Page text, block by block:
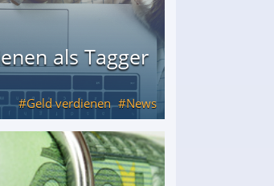
als Tagger
Geld verdienen News